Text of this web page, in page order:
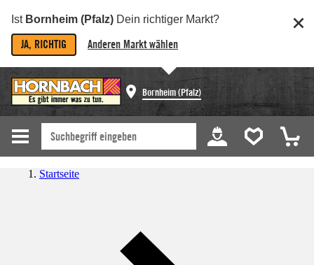
Ist Bornheim (Pfalz) Dein richtiger Markt?
JA, RICHTIG Anderen Markt wählen
Bornheim (Pfalz)
Startseite